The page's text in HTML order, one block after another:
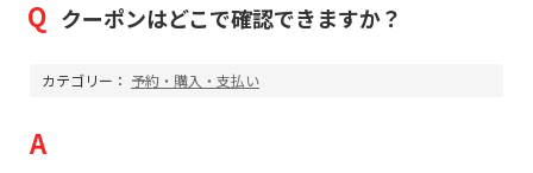
クーポンはどこで確認できますか？
カテゴリー： 予約・購入・支払い